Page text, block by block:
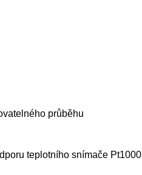
průběhu
teplotního snímače Pt1000